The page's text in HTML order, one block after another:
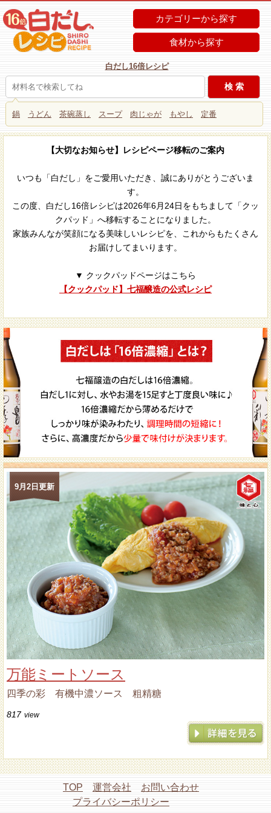
カテゴリーから探す
食材から探す
白だし16倍レシピ
鍋 うどん 茶碗蒸し スープ 肉じゃが もやし 定番
【大切なお知らせ】レシピページ移転のご案内
いつも「白だし」をご愛用いただき、誠にありがとうございま
す。
この度、白だし16倍レシピは2026年6月24日をもちまして「クッ
クパッド」へ移転することになりました。
家族みんなが笑顔になる美味しいレシピを、これからもたくさん
お届けしてまいります。
▼ クックパッドページはこちら
【クックパッド】七福醸造の公式レシピ
9月2日更新
万能ミートソース
四季の彩 有機中濃ソース 粗精糖
817 view
TOP 運営会社
お問い合わせ
プライバシーポリシー